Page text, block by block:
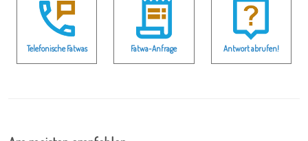
Telefonische Fatwas Fatwa-Anfrage Antwort abrufen!